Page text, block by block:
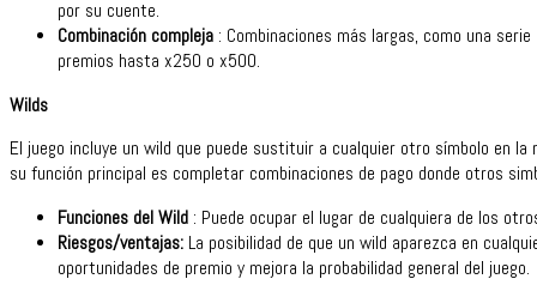
por su cuente.
Combinación compleja : Combinaciones más largas, como una
premios hasta x250 o x500.
Wilds
El juego incluye un wild que puede sustituir a cualquier otro símbolo en la
su función principal es completar combinaciones de pago donde otros
Funciones del Wild : Puede ocupar el lugar de cualquiera de los
Riesgos/ventajas: La posibilidad de que un wild aparezca en
oportunidades de premio y mejora la probabilidad general del juego.